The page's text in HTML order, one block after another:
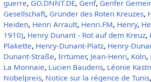
guerre, GO.DNNT.DE, Genf, Genfer
Gesellschaft, Gründer des Roten Kreuzes,
Heiden, Henri Arrault, Henri.FM, Henry,
1910), Henry Dunant - Rot auf dem Kreuz,
Plakette, Henry-Dunant-Platz, Henry-
Dunant-Straße, Irrtümer, Jean-Henri, Köln,
La Monnaie, Lucien Baudens, Léonie
Nobelpreis, Notice sur la régence de Tunis,